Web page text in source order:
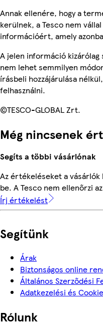
Annak ellenére, hogy a
kerülnek, a Tesco nem
információért, amely
A jelen információ kizárólag
nem lehet semmilyen
írásbeli hozzájárulása
felhasználni.
©TESCO-GLOBAL Zrt.
Még nincsenek
Segíts a többi vásárlónak
Az értékeléseket a
be. A Tesco nem ellenőrzi
Írj értékelést
Segítünk
Árak
Biztonságos online
Általános Szerződési
Adatkezelési és
Rólunk